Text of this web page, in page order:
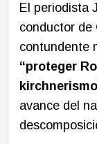
El periodista
conductor de
contundente
“proteger
avance del